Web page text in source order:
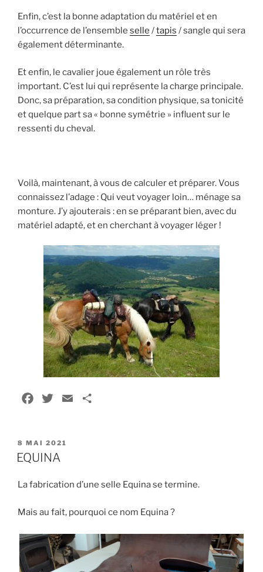
Enfin, c’est la bonne adaptation du matériel et en
l’occurrence de l’ensemble selle /tapis / sangle qui sera
également déterminante.
Et enfin, le cavalier joue également un rôle très
important. C’est lui qui représente la charge principale.
Donc, sa préparation, sa condition physique, sa tonicité
et quelque part sa « bonne symétrie » influent sur le
ressenti du cheval.
Voilà, maintenant, à vous de calculer et préparer. Vous
connaissez l’adage : Qui veut voyager loin… ménage sa
monture. J’y ajouterais : en se préparant bien, avec du
matériel adapté, et en cherchant à voyager léger !
e
b
o
t
t
r
e
PUBLIÉ
LE
8 MAI 2021
EQUINA
La fabrication d’une selle Equina se termine.
Mais au fait, pourquoi ce nom Equina ?